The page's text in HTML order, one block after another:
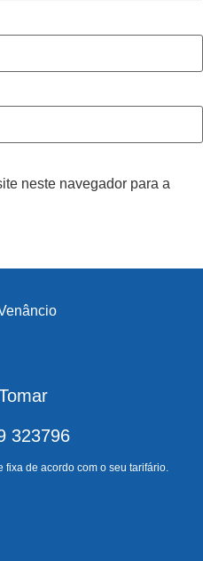
neste navegador para a
323796
fixa de acordo com o seu tarifário.